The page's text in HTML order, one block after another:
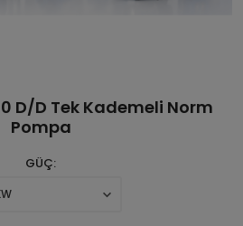
D/D Tek Kademeli Norm
Pompa
GÜÇ